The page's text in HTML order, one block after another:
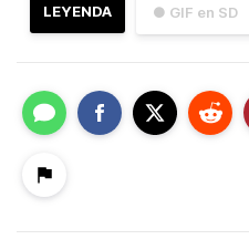
● GIF en SD
LEYENDA